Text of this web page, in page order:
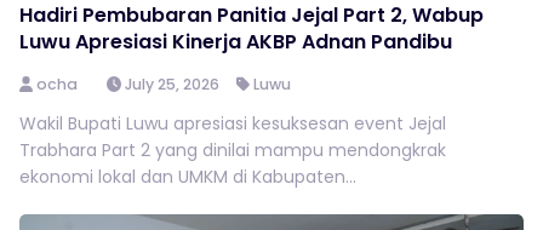
Hadiri Pembubaran Panitia Jejal Part 2, Wabup
Luwu Apresiasi Kinerja AKBP Adnan Pandibu
ocha July 25, 2026 Luwu
Wakil Bupati Luwu apresiasi kesuksesan event Jejal
Trabhara Part 2 yang dinilai mampu mendongkrak
ekonomi lokal dan UMKM di Kabupaten...